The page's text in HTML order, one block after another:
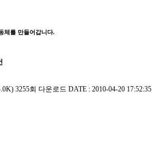
체를 만들어갑니다.
3255회 다운로드 DATE : 2010-04-20 17:52:35